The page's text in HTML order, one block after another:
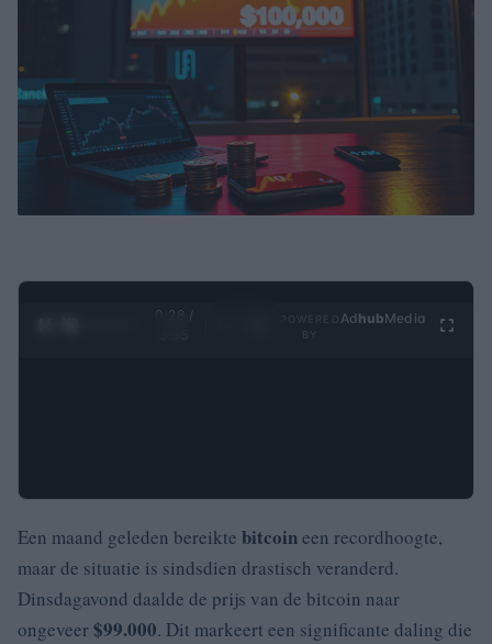
0:29 /
Ad hubMedia
Een maand geleden bereikte bitcoineen recordhoogte,
maar de situatie is sindsdien drastisch veranderd.
Dinsdagavond daalde de prijs van de bitcoin naar
ongeveer$99.000. Dit markeert een significante daling die